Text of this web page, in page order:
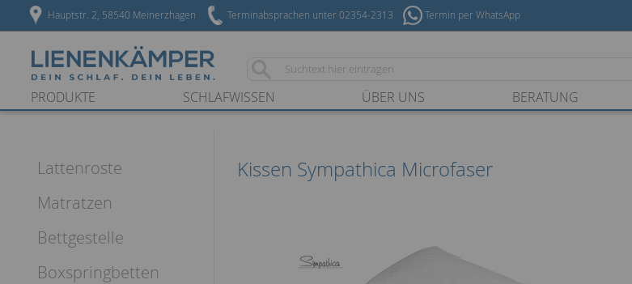
Hauptstr. 2, 58540 Meinerzhagen Terminabsprachen unter 02354-2313 Termin per WhatsApp
PRODUKTE SCHLAFWISSEN ÜBER UNS BERATUNG
Lattenroste
Matratzen
Bettgestelle
Boxspringbetten
Kissen Sympathica Microfaser